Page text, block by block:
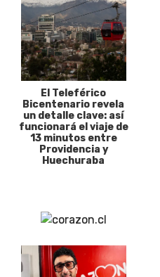
El Teleférico
Bicentenario revela
un detalle clave: así
funcionará el viaje de
13 minutos entre
Providencia y
Huechuraba